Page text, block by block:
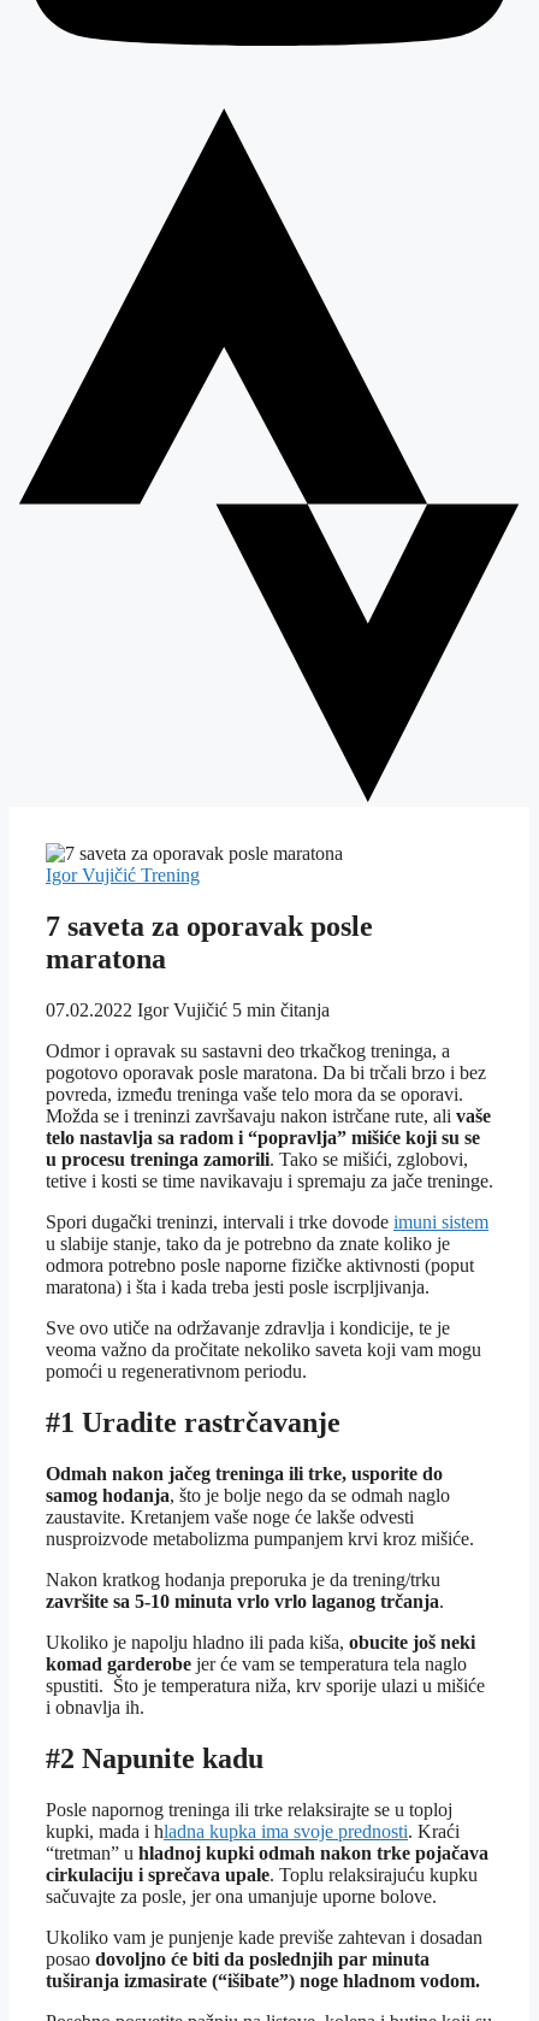
Igor Vujičić Trening
7 saveta za oporavak posle
maratona
07.02.2022 Igor Vujičić 5 min čitanja
Odmor i opravak su sastavni deo trkačkog treninga, a
pogotovo oporavak posle maratona. Da bi trčali brzo i bez
povreda, između treninga vaše telo mora da se oporavi.
Možda se i treninzi završavaju nakon istrčane rute, ali vaše
telo nastavlja sa radom i “popravlja” mišiće koji su se
u procesu treninga zamorili. Tako se mišići, zglobovi,
tetive i kosti se time navikavaju i spremaju za jače treninge.
Spori dugački treninzi, intervali i trke dovode imuni sistem
u slabije stanje, tako da je potrebno da znate koliko je
odmora potrebno posle naporne fizičke aktivnosti (poput
maratona) i šta i kada treba jesti posle iscrpljivanja.
Sve ovo utiče na održavanje zdravlja i kondicije, te je
veoma važno da pročitate nekoliko saveta koji vam mogu
pomoći u regenerativnom periodu.
#1 Uradite rastrčavanje
Odmah nakon jačeg treninga ili trke, usporite do
samog hodanja, što je bolje nego da se odmah naglo
zaustavite. Kretanjem vaše noge će lakše odvesti
nusproizvode metabolizma pumpanjem krvi kroz mišiće.
Nakon kratkog hodanja preporuka je da trening/trku
završite sa 5-10 minuta vrlo vrlo laganog trčanja.
Ukoliko je napolju hladno ili pada kiša, obucite još neki
komad garderobe jer će vam se temperatura tela naglo
spustiti. Što je temperatura niža, krv sporije ulazi u mišiće
i obnavlja ih.
#2 Napunite kadu
Posle napornog treninga ili trke relaksirajte se u toploj
kupki, mada i hladna kupka ima svoje prednosti. Kraći
“tretman” u hladnoj kupki odmah nakon trke pojačava
cirkulaciju i sprečava upale. Toplu relaksirajuću kupku
sačuvajte za posle, jer ona umanjuje uporne bolove.
Ukoliko vam je punjenje kade previše zahtevan i dosadan
posao dovoljno će biti da poslednjih par minuta
tuširanja izmasirate (“išibate”) noge hladnom vodom.